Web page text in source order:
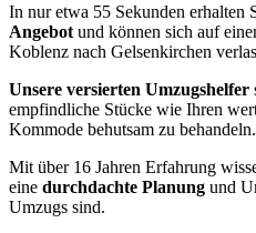
In nur etwa 55 Sekunden erhalten
Angebot und können sich auf
Koblenz nach Gelsenkirchen
Unsere versierten Umzugshelfer
empfindliche Stücke wie Ihren
Kommode behutsam zu behandeln.
Mit über 16 Jahren Erfahrung
eine durchdachte Planung und
Umzugs sind.